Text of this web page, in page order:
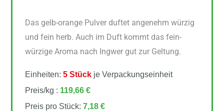
Das gelb-orange Pulver duftet angenehm würzig
und fein herb. Auch im Duft kommt das fein-
würzige Aroma nach Ingwer gut zur Geltung.
Einheiten:5 Stück je Verpackungseinheit
Preis/kg : 119,66 €
Preis pro Stück:7,18 €